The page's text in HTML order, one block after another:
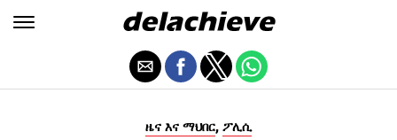
ዜና እና ማህበር, ፖሊሲ